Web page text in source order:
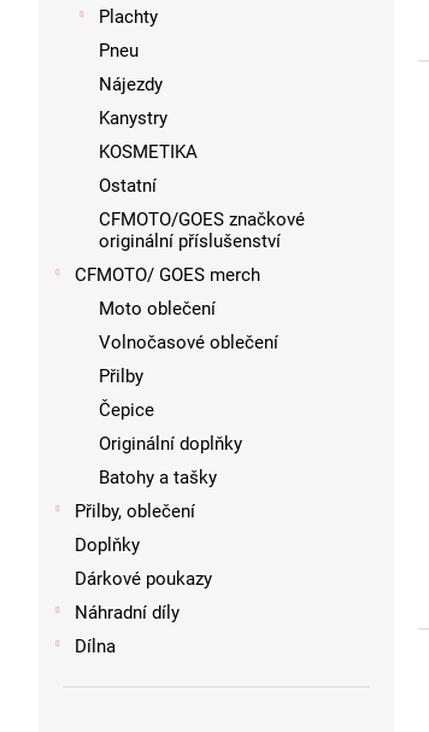
Plachty
Pneu
Nájezdy
Kanystry
KOSMETIKA
Ostatní
CFMOTO/GOES značkové
originální příslušenství
CFMOTO/ GOES merch
Moto oblečení
Volnočasové oblečení
Přilby
Čepice
Originální doplňky
Batohy a tašky
Přilby, oblečení
Doplňky
Dárkové poukazy
Náhradní díly
Dílna